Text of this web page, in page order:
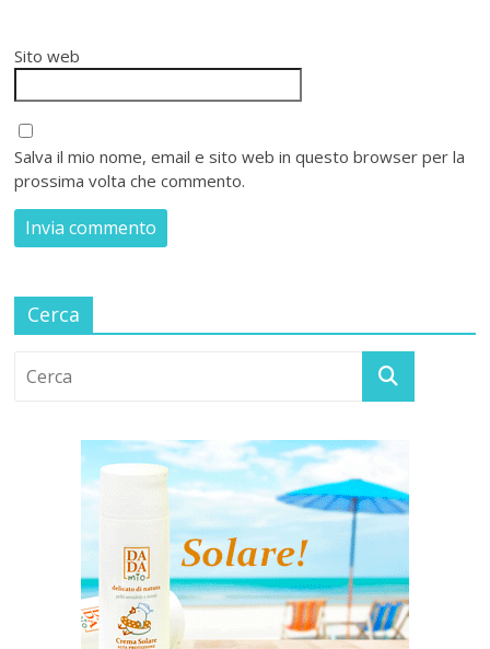
Sito web
Salva il mio nome, email e sito web in questo browser per la
prossima volta che commento.
Cerca